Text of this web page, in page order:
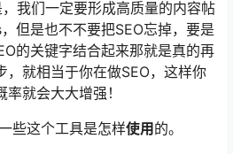
我们一定要形成高质量的内容帖
但是也不不要把SEO忘掉，要是
的关键字结合起来那就是真的再
，就相当于你在做SEO，这样你
就会大大增强！
些这个工具是怎样使用的。